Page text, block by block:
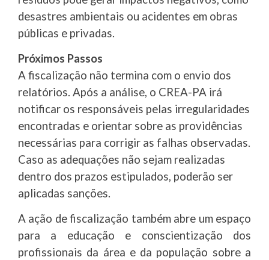
desastres ambientais ou acidentes em obras
públicas e privadas.
Próximos Passos
A fiscalização não termina com o envio dos
relatórios. Após a análise, o CREA-PA irá
notificar os responsáveis pelas irregularidades
encontradas e orientar sobre as providências
necessárias para corrigir as falhas observadas.
Caso as adequações não sejam realizadas
dentro dos prazos estipulados, poderão ser
aplicadas sanções.
A ação de fiscalização também abre um espaço
para a educação e conscientização dos
profissionais da área e da população sobre a